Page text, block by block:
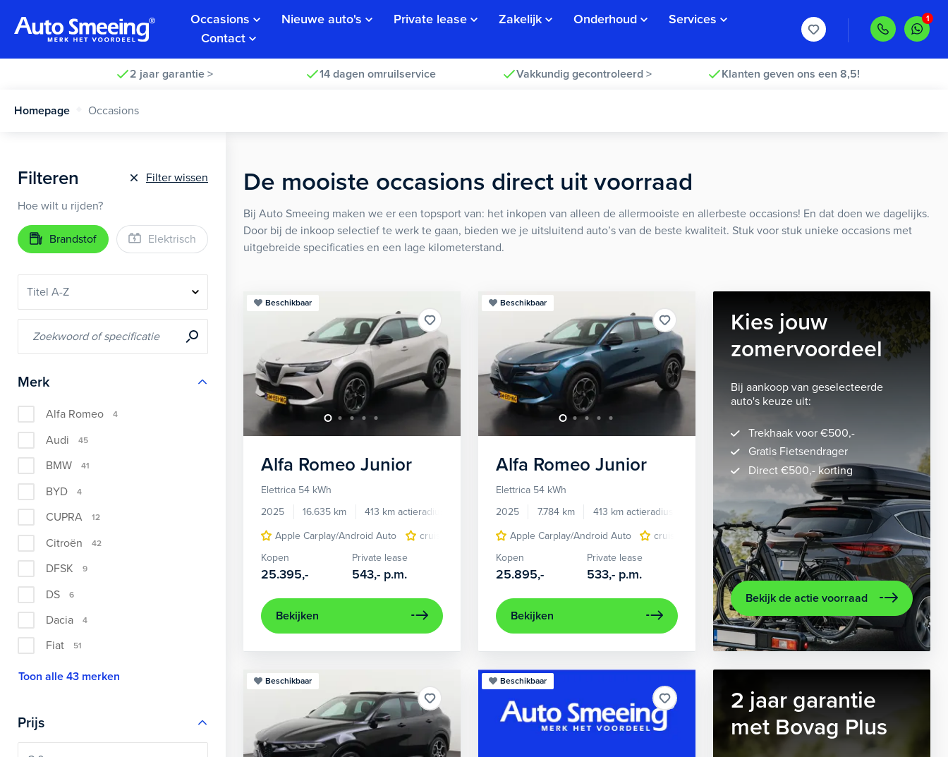
Occasions Nieuwe auto's Private lease Zakelijk Onderhoud
Services
Contact
2 jaar garantie > 14 dagen omruilservice Vakkundig gecontroleerd > Klanten geven ons een 8,5!
Homepage Occasions
Filteren
Filter wissen
Hoe wilt u rijden?
Brandstof Elektrisch
Merk
Alfa Romeo 4
Audi 45
BMW 41
BYD 4
CUPRA 12
Citroën 42
DFSK 9
DS 6
Dacia 4
Fiat 51
Toon alle 43 merken
Prijs
De mooiste occasions direct uit voorraad
Bij Auto Smeeing maken we er een topsport van: het inkopen van alleen de allermooiste en allerbeste occasions! En dat doen we dagelijks.
Door bij de inkoop selectief te werk te gaan, bieden we je uitsluitend auto’s van de beste kwaliteit. Stuk voor stuk unieke occasions met
uitgebreide specificaties en een lage kilometerstand.
Beschikbaar
Alfa Romeo Junior
Elettrica 54 kWh
2025
16.635 km 413 km actieradius
Elektrisch
Apple Carplay/Android Auto
cruise control adaptief LED koplampen lichtmetalen velgen 5-spaaks 18"
volledig digitaal
Kopen
25.395,-
Private lease
543,- p.m.
Bekijken
Beschikbaar
Alfa Romeo Junior
Elettrica 54 kWh
2025
7.784 km 413 km actieradius
Elektrisch
Apple Carplay/Android Auto
cruise control adaptief LED koplampen
lichtmetalen
Kopen
25.895,-
Private lease
533,- p.m.
Bekijken
Kies jouw
zomervoordeel
Bij aankoop van geselecteerde
auto's keuze uit:
Trekhaak voor €500,-
Gratis Fietsendrager
Direct €500,- korting
Bekijk de actie voorraad
Beschikbaar Beschikbaar
2 jaar garantie
met Bovag Plus